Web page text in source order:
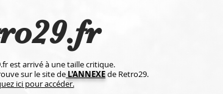
est arrivé à une taille critique.
sur le site deL'ANNEXEde Retro29.
ici pour accéder.